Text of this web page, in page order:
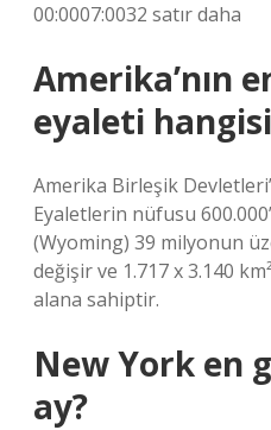
00:0007:0032 satır daha
Amerika’nın
eyaleti
Amerika Birleşik
Eyaletlerin nüfusu
(Wyoming) 39 milyonun
değişir ve 1.717 x 3.140
alana sahiptir.
New York en
ay?